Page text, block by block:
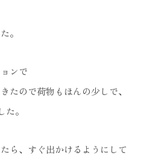
。
ンで
たので荷物もほんの少しで、
。
ら、すぐ出かけるようにして